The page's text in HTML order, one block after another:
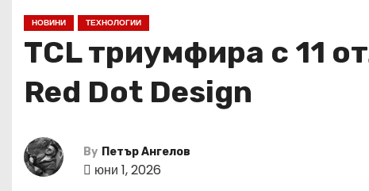
НОВИНИ ТЕХНОЛОГИИ
TCL триумфира с 11
Red Dot Design
By Петър Ангелов
юни 1, 2026